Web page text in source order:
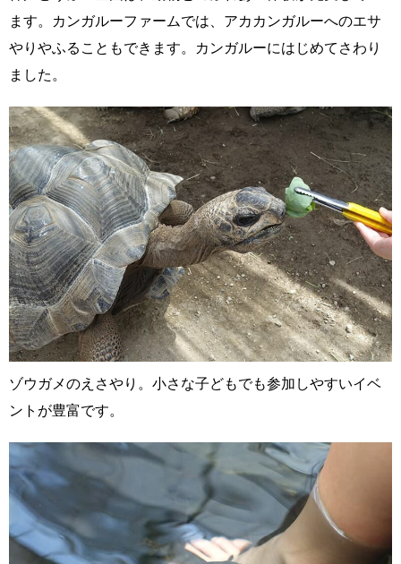
ます。カンガルーファームでは、アカカンガルーへのエサ
やりやふることもできます。カンガルーにはじめてさわり
ました。
ゾウガメのえさやり。小さな子どもでも参加しやすいイベ
ントが豊富です。